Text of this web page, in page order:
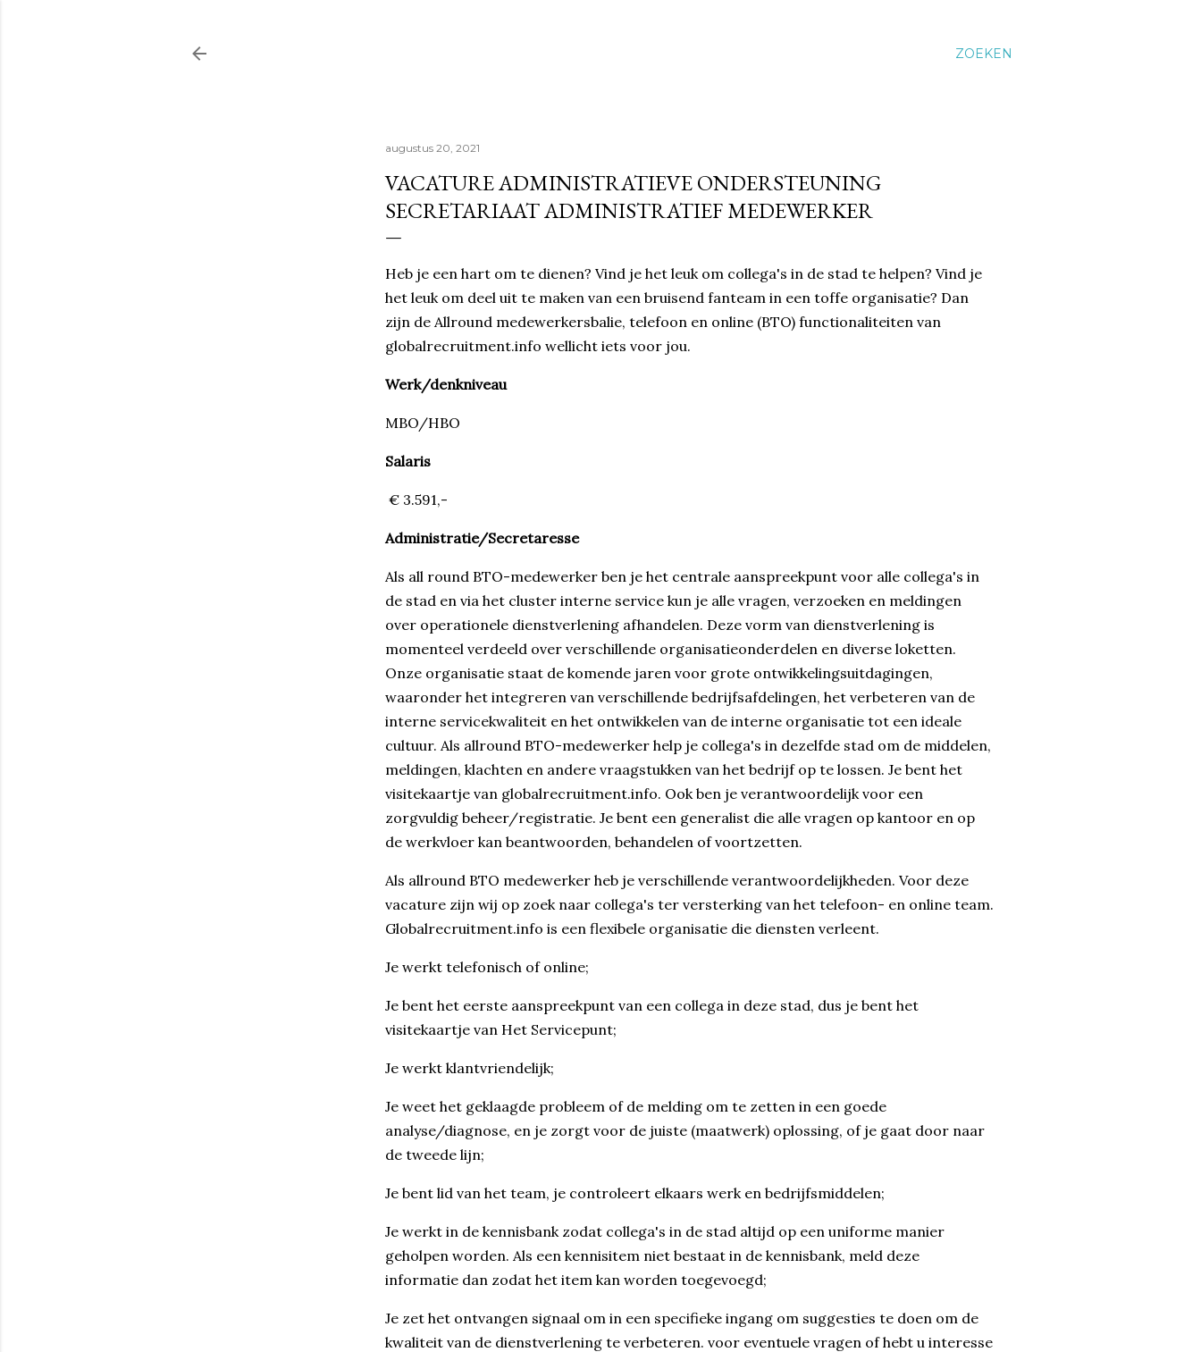
ZOEKEN
augustus 20, 2021
VACATURE ADMINISTRATIEVE ONDERSTEUNING
SECRETARIAAT ADMINISTRATIEF MEDEWERKER
Heb je een hart om te dienen? Vind je het leuk om collega's in de stad te helpen? Vind je
het leuk om deel uit te maken van een bruisend fanteam in een toffe organisatie? Dan
zijn de Allround medewerkersbalie, telefoon en online (BTO) functionaliteiten van
globalrecruitment.info wellicht iets voor jou.
Werk/denkniveau
MBO/HBO
Salaris
€ 3.591,-
Administratie/Secretaresse
Als all round BTO-medewerker ben je het centrale aanspreekpunt voor alle collega's in
de stad en via het cluster interne service kun je alle vragen, verzoeken en meldingen
over operationele dienstverlening afhandelen. Deze vorm van dienstverlening is
momenteel verdeeld over verschillende organisatieonderdelen en diverse loketten.
Onze organisatie staat de komende jaren voor grote ontwikkelingsuitdagingen,
waaronder het integreren van verschillende bedrijfsafdelingen, het verbeteren van de
interne servicekwaliteit en het ontwikkelen van de interne organisatie tot een ideale
cultuur. Als allround BTO-medewerker help je collega's in dezelfde stad om de middelen,
meldingen, klachten en andere vraagstukken van het bedrijf op te lossen. Je bent het
visitekaartje van globalrecruitment.info. Ook ben je verantwoordelijk voor een
zorgvuldig beheer/registratie. Je bent een generalist die alle vragen op kantoor en op
de werkvloer kan beantwoorden, behandelen of voortzetten.
Als allround BTO medewerker heb je verschillende verantwoordelijkheden. Voor deze
vacature zijn wij op zoek naar collega's ter versterking van het telefoon- en online team.
Globalrecruitment.info is een flexibele organisatie die diensten verleent.
Je werkt telefonisch of online;
Je bent het eerste aanspreekpunt van een collega in deze stad, dus je bent het
visitekaartje van Het Servicepunt;
Je werkt klantvriendelijk;
Je weet het geklaagde probleem of de melding om te zetten in een goede
analyse/diagnose, en je zorgt voor de juiste (maatwerk) oplossing, of je gaat door naar
de tweede lijn;
Je bent lid van het team, je controleert elkaars werk en bedrijfsmiddelen;
Je werkt in de kennisbank zodat collega's in de stad altijd op een uniforme manier
geholpen worden. Als een kennisitem niet bestaat in de kennisbank, meld deze
informatie dan zodat het item kan worden toegevoegd;
Je zet het ontvangen signaal om in een specifieke ingang om suggesties te doen om de
kwaliteit van de dienstverlening te verbeteren. voor eventuele vragen of hebt u interesse